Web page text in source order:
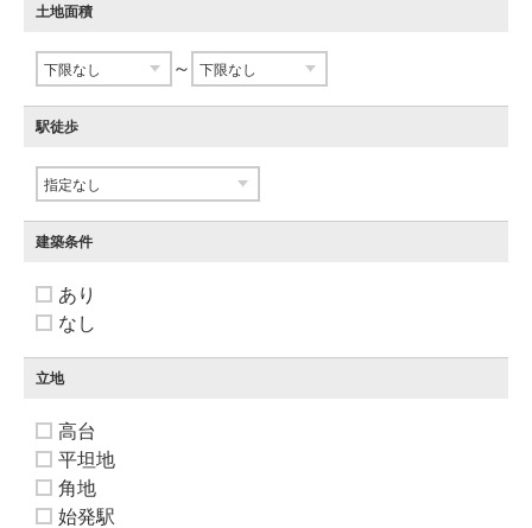
土地面積
～
駅徒歩
建築条件
あり
なし
立地
高台
平坦地
角地
始発駅